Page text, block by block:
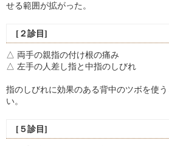
せる範囲が拡がった。
[２診目]
△ 両手の親指の付け根の痛み
△ 左手の人差し指と中指のしびれ
指のしびれに効果のある背中のツボを使
い。
[５診目]